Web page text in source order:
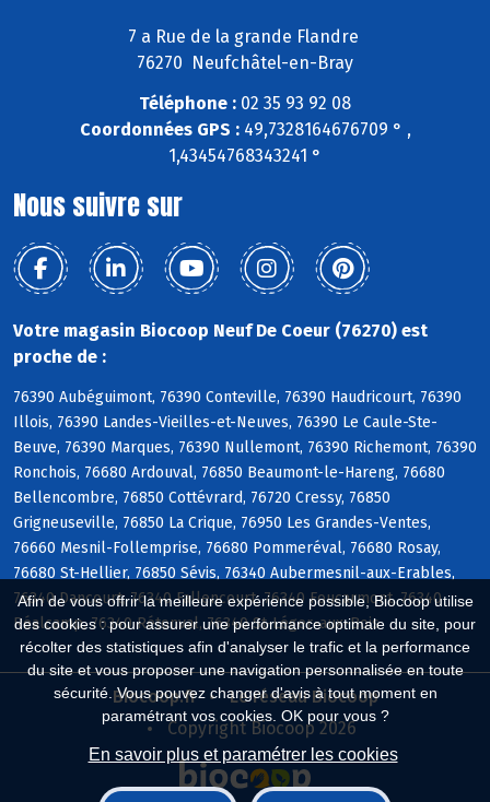
Afin de vous offrir la meilleure expérience possible, Biocoop utilise
des cookies : pour assurer une performance optimale du site, pour
récolter des statistiques afin d'analyser le trafic et la performance
du site et vous proposer une navigation personnalisée en toute
sécurité. Vous pouvez changer d'avis à tout moment en
paramétrant vos cookies. OK pour vous ?
En savoir plus et paramétrer les cookies
7 a Rue de la grande Flandre
76270 Neufchâtel-en-Bray
Téléphone : 02 35 93 92 08
Coordonnées GPS :49,7328164676709 ° ,
1,43454768343241 °
Nous suivre sur
Votre magasin Biocoop Neuf De Coeur (76270) est
proche de :
76390 Aubéguimont, 76390 Conteville, 76390 Haudricourt, 76390
Illois, 76390 Landes-Vieilles-et-Neuves, 76390 Le Caule-Ste-
Beuve, 76390 Marques, 76390 Nullemont, 76390 Richemont, 76390
Ronchois, 76680 Ardouval, 76850 Beaumont-le-Hareng, 76680
Bellencombre, 76850 Cottévrard, 76720 Cressy, 76850
Grigneuseville, 76850 La Crique, 76950 Les Grandes-Ventes,
76660 Mesnil-Follemprise, 76680 Pommeréval, 76680 Rosay,
76680 St-Hellier, 76850 Sévis, 76340 Aubermesnil-aux-Erables,
76340 Dancourt, 76340 Fallencourt, 76340 Foucarmont, 76340
Réalcamp, 76340 Rétonval, 76340 St-Léger-aux-Bois
Biocoop.fr
Le réseau Biocoop
Copyright Biocoop 2026